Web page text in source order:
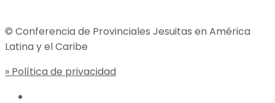
© Conferencia de Provinciales Jesuitas en América
Latina y el Caribe
» Política de privacidad